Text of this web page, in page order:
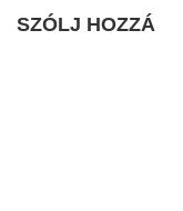
SZÓLJ HOZZÁ